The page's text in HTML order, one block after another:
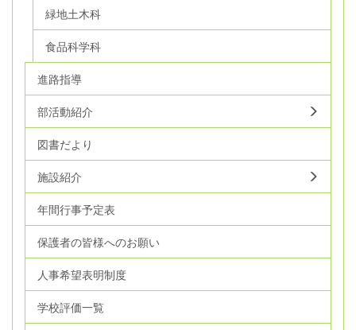
緑地土木科
食品科学科
進路指導
部活動紹介
図書だより
施設紹介
年間行事予定表
保護者の皆様へのお願い
人事希望表明制度
学校評価一覧